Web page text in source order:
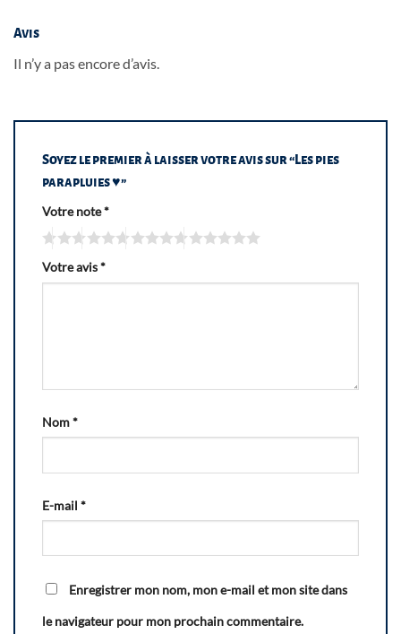
Avis
Il n’y a pas encore d’avis.
Soyez le premier à laisser votre avis sur “Les pies
parapluies ♥”
Votre note*
Votre avis*
Nom*
E-mail *
Enregistrer mon nom, mon e-mail et mon site dans
le navigateur pour mon prochain commentaire.